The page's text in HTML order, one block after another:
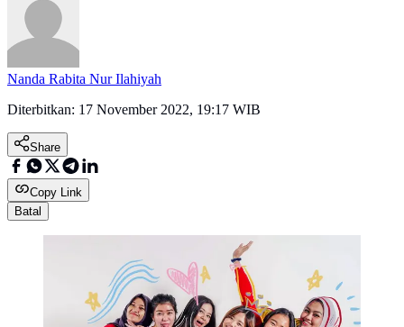
Nanda Rabita Nur Ilahiyah
Diterbitkan: 17 November 2022, 19:17 WIB
Share
Copy Link
Batal